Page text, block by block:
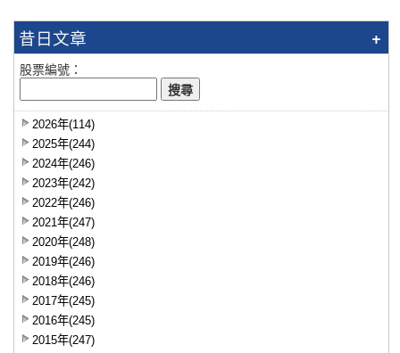
昔日文章
股票編號：
2026年(114)
2025年(244)
2024年(246)
2023年(242)
2022年(246)
2021年(247)
2020年(248)
2019年(246)
2018年(246)
2017年(245)
2016年(245)
2015年(247)